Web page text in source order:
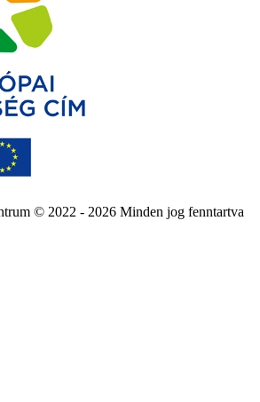
© 2022 - 2026 Minden jog fenntartva